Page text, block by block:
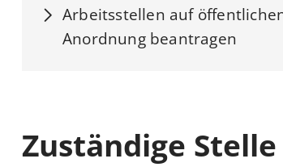
Arbeitsstellen auf
Anordnung beantragen
Zuständige Stelle